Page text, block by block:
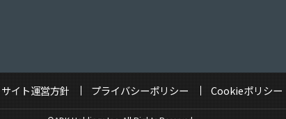
サイト運営方針 プライバシーポリシー Cookieポリシー